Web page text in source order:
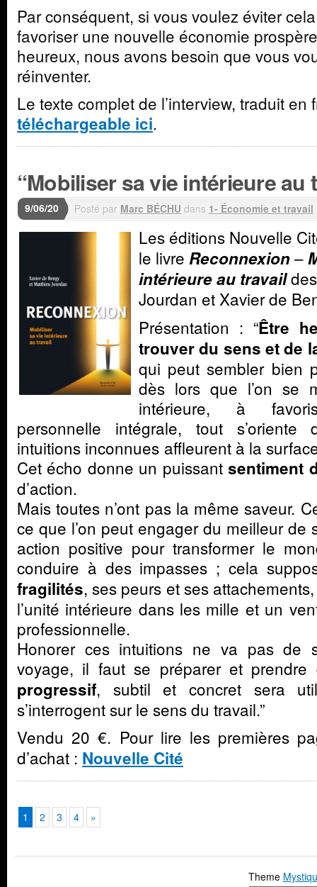
Par conséquent, si vous voulez éviter
favoriser une nouvelle économie
heureux, nous avons besoin que vous
réinventer.
Le texte complet de l’interview, traduit en
téléchargeable ici.
“Mobiliser sa vie intérieure au
9/06/20 Posté par Marc BÉCHU dans 1- Économie et travail
Les éditions Nouvelle
le livre Reconnexion–
intérieure au travail
Jourdan et Xavier de
Présentation : “Être
trouver du sens et de
qui peut sembler bien
dès lors que l’on se
intérieure, à
personnelle intégrale, tout s’oriente
intuitions inconnues affleurent à la
Cet écho donne un puissantsentiment
d’action.
Mais toutes n’ont pas la même saveur.
ce que l’on peut engager du meilleur de
action positive pour transformer le
conduire à des impasses ; cela
fragilités, ses peurs et ses
l’unité intérieure dans les mille et un
professionnelle.
Honorer ces intuitions ne va pas de
voyage, il faut se préparer et
progressif, subtil et concret sera
s’interrogent sur le sens du travail.”
Vendu 20 €. Pour lire les premières
d’achat : Nouvelle Cité
1 2 3 4 »
Theme